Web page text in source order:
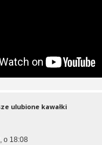
ulubione kawałki
o 18:08